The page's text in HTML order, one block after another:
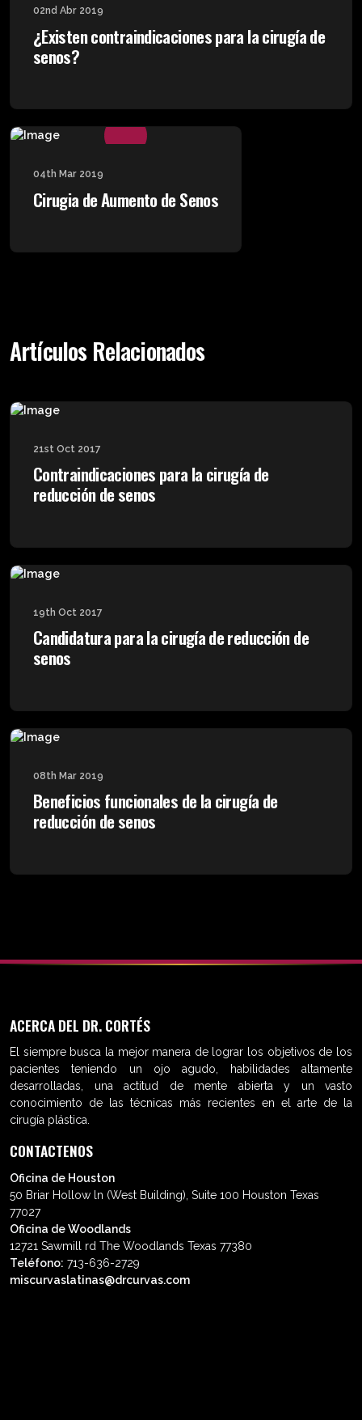
02nd Abr 2019
¿Existen contraindicaciones para la cirugía de
senos?
04th Mar 2019
Cirugia de Aumento de Senos
Artículos Relacionados
21st Oct 2017
Contraindicaciones para la cirugía de
reducción de senos
19th Oct 2017
Candidatura para la cirugía de reducción de
senos
08th Mar 2019
Beneficios funcionales de la cirugía de
reducción de senos
ACERCA DEL DR. CORTÉS
El siempre busca la mejor manera de lograr los objetivos de los
pacientes teniendo un ojo agudo, habilidades altamente
desarrolladas, una actitud de mente abierta y un vasto
conocimiento de las técnicas más recientes en el arte de la
cirugía plástica.
CONTACTENOS
Oficina de Houston
50 Briar Hollow ln (West Building), Suite 100 Houston Texas
77027
Oficina de Woodlands
12721 Sawmill rd The Woodlands Texas 77380
Teléfono: 713-636-2729
miscurvaslatinas@drcurvas.com